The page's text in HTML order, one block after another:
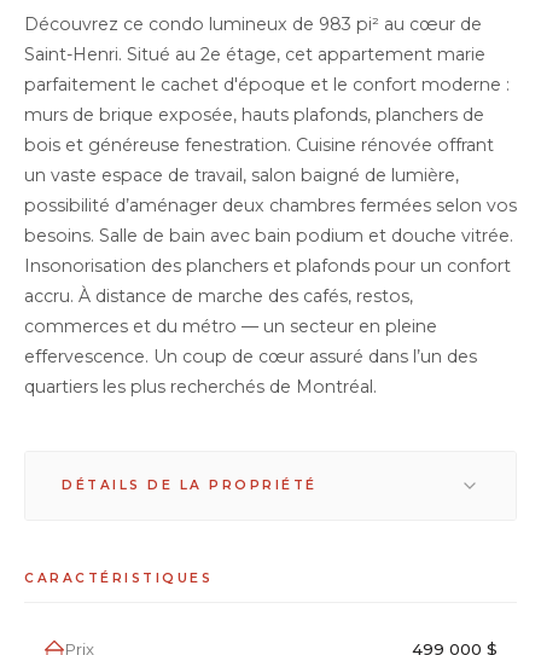
Découvrez ce condo lumineux de 983 pi² au cœur de
Saint-Henri. Situé au 2e étage, cet appartement marie
parfaitement le cachet d'époque et le confort moderne :
murs de brique exposée, hauts plafonds, planchers de
bois et généreuse fenestration. Cuisine rénovée offrant
un vaste espace de travail, salon baigné de lumière,
possibilité d’aménager deux chambres fermées selon vos
besoins. Salle de bain avec bain podium et douche vitrée.
Insonorisation des planchers et plafonds pour un confort
accru. À distance de marche des cafés, restos,
commerces et du métro — un secteur en pleine
effervescence. Un coup de cœur assuré dans l’un des
quartiers les plus recherchés de Montréal.
DÉTAILS DE LA PROPRIÉTÉ
Condo à vendre à
CARACTÉRISTIQUES
Prix 499 000 $